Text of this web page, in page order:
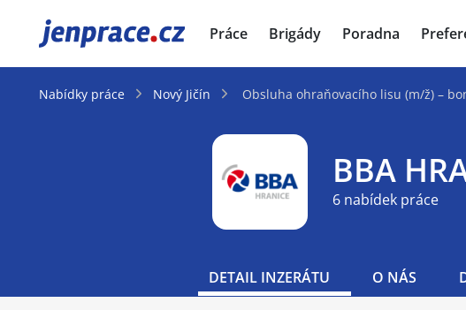
JenPráce.cz Práce Brigády Poradna
Nabídky práce Nový Jičín Obsluha ohraňovacího lisu (m/ž) –
BBA
6 nabídek práce
DETAIL INZERÁTU O NÁS